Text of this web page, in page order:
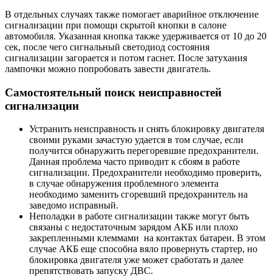
В отдельных случаях также помогает аварийное отключение
сигнализации при помощи скрытой кнопки в салоне
автомобиля. Указанная кнопка также удерживается от 10 до 20
сек, после чего сигнальный светодиод состояния
сигнализации загорается и потом гаснет. После затухания
лампочки можно попробовать завести двигатель.
Самостоятельный поиск неисправностей
сигнализации
Устранить неисправность и снять блокировку двигателя
своими руками зачастую удается в том случае, если
получится обнаружить перегоревшие предохранители.
Данная проблема часто приводит к сбоям в работе
сигнализации. Предохранители необходимо проверить,
в случае обнаружения проблемного элемента
необходимо заменить сгоревший предохранитель на
заведомо исправный.
Неполадки в работе сигнализации также могут быть
связаны с недостаточным зарядом АКБ или плохо
закрепленными клеммами на контактах батареи. В этом
случае АКБ еще способна вяло провернуть стартер, но
блокировка двигателя уже может сработать и далее
препятствовать запуску ДВС.